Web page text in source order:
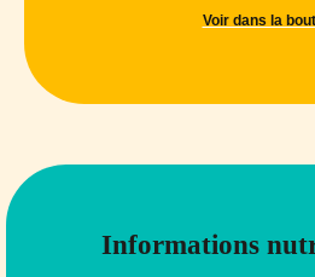
Voir dans la
Informations